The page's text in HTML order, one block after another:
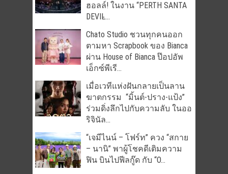
ฮอลล์! ในงาน “PERTH SANTA
DEVIL̵...
Chato Studio ชวนทุกคนออก
ตามหา Scrapbook ของ Bianca
ผ่าน House of Bianca ป๊อปอัพ
เอ็กซ์พีเรี...
เมื่อเวทีแห่งฝันกลายเป็นลาน
ฆาตกรรม “มิ้นต์-ปราง-แป้ง”
ร่วมดิ่งลึกไปกับความลับ ในออ
ริจินัล...
“เจมีไนน์ – โฟร์ท” ควง “สกาย
– นานิ” พาผู้โชคดีเติมความ
ฟิน บินไปฟีลกู๊ด กับ “O...